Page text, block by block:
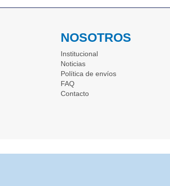
NOSOTROS
Institucional
Noticias
Política de envíos
FAQ
Contacto